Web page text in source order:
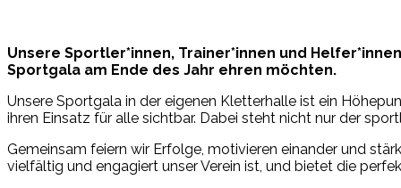
Unsere Sportler*innen, Trainer*innen und
Sportgala am Ende des Jahr ehren möchten.
Unsere Sportgala in der eigenen Kletterhalle ist ein
ihren Einsatz für alle sichtbar. Dabei steht nicht nur der
Gemeinsam feiern wir Erfolge, motivieren einander und
vielfältig und engagiert unser Verein ist, und bietet die